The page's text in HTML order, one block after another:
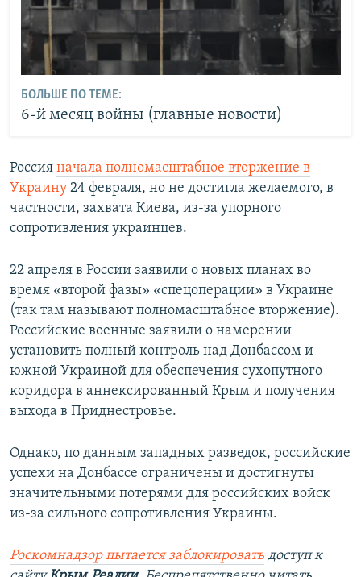
БОЛЬШЕ ПО ТЕМЕ:
6-й месяц войны (главные новости)
Россия начала полномасштабное вторжение в
Украину 24 февраля, но не достигла желаемого, в
частности, захвата Киева, из-за упорного
сопротивления украинцев.
22 апреля в России заявили о новых планах во
время «второй фазы» «спецоперации» в Украине
(так там называют полномасштабное вторжение).
Российские военные заявили о намерении
установить полный контроль над Донбассом и
южной Украиной для обеспечения сухопутного
коридора в аннексированный Крым и получения
выхода в Приднестровье.
Однако, по данным западных разведок, российские
успехи на Донбассе ограничены и достигнуты
значительными потерями для российских войск
из-за сильного сопротивления Украины.
Роскомнадзор пытается заблокировать доступ к